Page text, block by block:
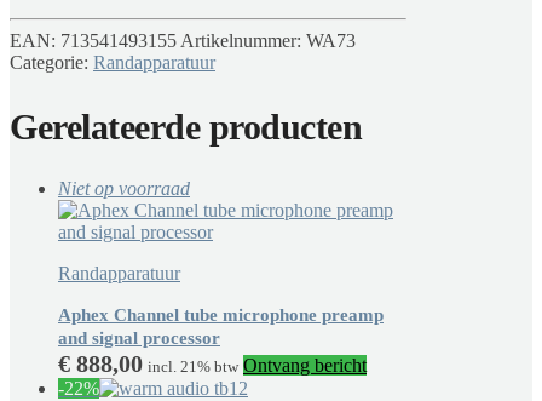
EAN: 713541493155 Artikelnummer: WA73
Categorie: Randapparatuur
Gerelateerde producten
Niet op voorraad
Randapparatuur
Aphex Channel tube microphone preamp
and signal processor
€ 888,00 incl. 21% btw Ontvang bericht
-22%